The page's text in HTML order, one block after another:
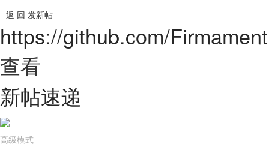
返 回 发新帖
https://github.com/
查看
新帖速递
高级模式